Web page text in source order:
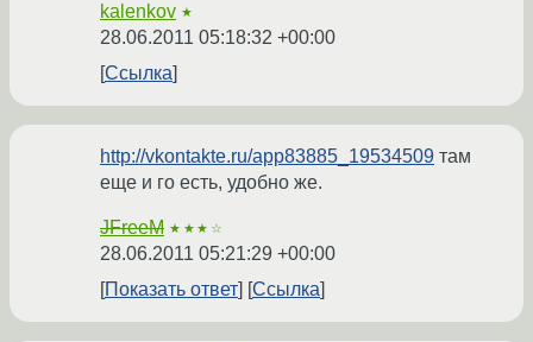
kalenkov ★
28.06.2011 05:18:32 +00:00
Ссылка
http://vkontakte.ru/app83885_19534509 там
еще и го есть, удобно же.
JFreeM ★★★☆
28.06.2011 05:21:29 +00:00
Показать ответ
Ссылка